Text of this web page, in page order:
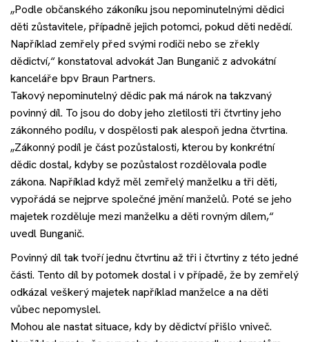
Nechte si poradit
„Podle občanského zákoníku jsou nepominutelnými dědici
děti zůstavitele, případně jejich potomci, pokud děti nedědí.
Například zemřely před svými rodiči nebo se zřekly
dědictví,“ konstatoval advokát Jan Bunganič z advokátní
kanceláře bpv Braun Partners.
Takový nepominutelný dědic pak má nárok na takzvaný
povinný díl. To jsou do doby jeho zletilosti tři čtvrtiny jeho
zákonného podílu, v dospělosti pak alespoň jedna čtvrtina.
„Zákonný podíl je část pozůstalosti, kterou by konkrétní
dědic dostal, kdyby se pozůstalost rozdělovala podle
zákona. Například když měl zemřelý manželku a tři děti,
vypořádá se nejprve společné jmění manželů. Poté se jeho
majetek rozděluje mezi manželku a děti rovným dílem,“
uvedl Bunganič.
Povinný díl tak tvoří jednu čtvrtinu až tři i čtvrtiny z této jedné
části. Tento díl by potomek dostal i v případě, že by zemřelý
odkázal veškerý majetek například manželce a na děti
vůbec nepomyslel.
Mohou ale nastat situace, kdy by dědictví přišlo vniveč.